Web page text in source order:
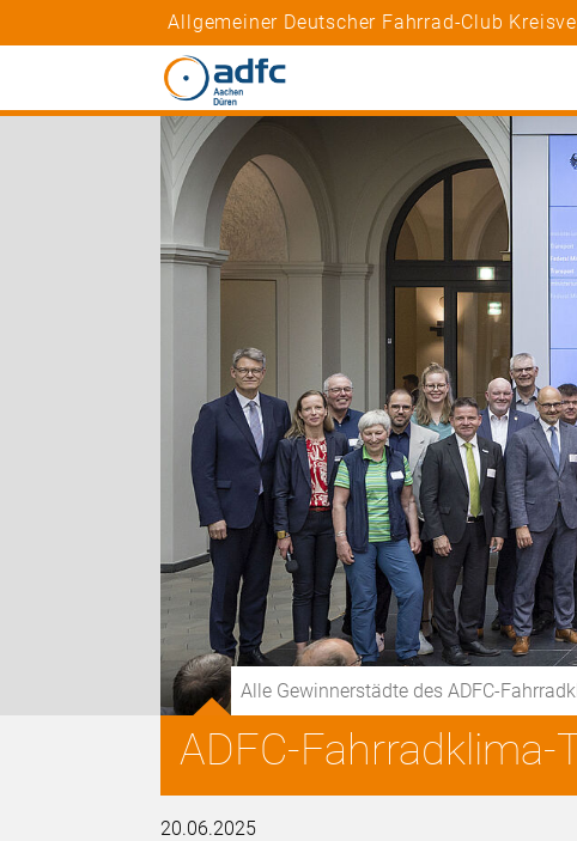
Allgemeiner Deutscher Fahrrad-Club
Alle Gewinnerstädte des ADFC-
ADFC-
20.06.2025